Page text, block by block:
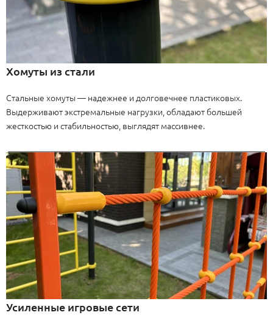
Хомуты из стали
Стальные хомуты — надежнее и долговечнее пластиковых.
Выдерживают экстремальные нагрузки, обладают большей
жесткостью и стабильностью, выглядят массивнее.
Усиленные игровые сети